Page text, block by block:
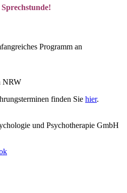
Programm an
NRW
finden Sie hier.
und Psychotherapie GmbH